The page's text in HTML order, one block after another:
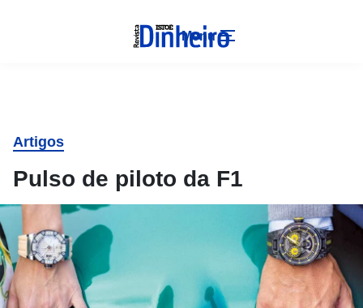
Menu
Artigos
Pulso de piloto da F1